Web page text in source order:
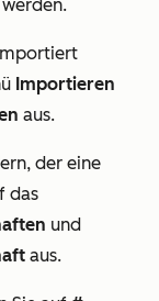
Importieren
aus.
der eine
das
und
aus.